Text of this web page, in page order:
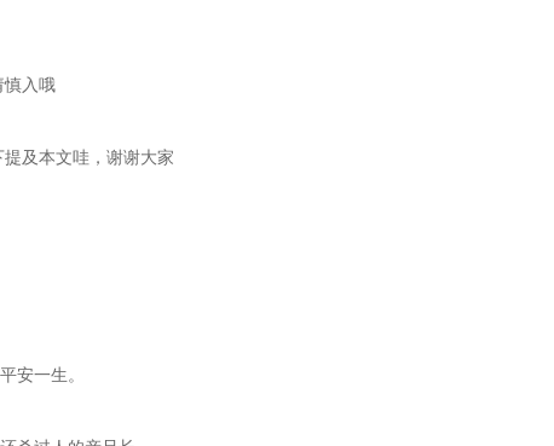
入哦
及本文哇，谢谢大家
安一生。